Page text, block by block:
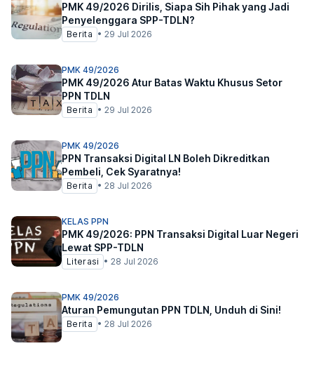
PMK 49/2026 Dirilis, Siapa Sih Pihak yang Jadi
Penyelenggara SPP-TDLN?
Berita • 29 Jul 2026
PMK 49/2026
PMK 49/2026 Atur Batas Waktu Khusus Setor
PPN TDLN
Berita • 29 Jul 2026
PMK 49/2026
PPN Transaksi Digital LN Boleh Dikreditkan
Pembeli, Cek Syaratnya!
Berita • 28 Jul 2026
KELAS PPN
PMK 49/2026: PPN Transaksi Digital Luar Negeri
Lewat SPP-TDLN
Literasi • 28 Jul 2026
PMK 49/2026
Aturan Pemungutan PPN TDLN, Unduh di Sini!
Berita • 28 Jul 2026